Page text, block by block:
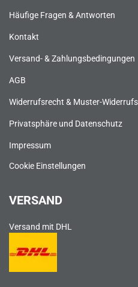
Häufige Fragen & Antworten
Kontakt
Versand- & Zahlungsbedingungen
AGB
Widerrufsrecht & Muster-
Privatsphäre und Datenschutz
Impressum
Cookie Einstellungen
VERSAND
Versand mit DHL